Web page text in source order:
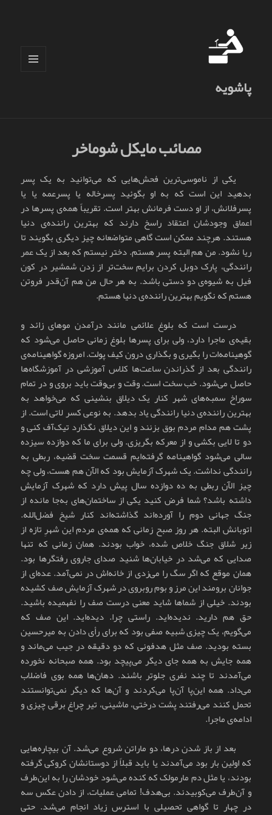
پاشویه
مصائب مایکل شوماخر
یکی از ناموسی‌ترین فحش‌هایی که می‌توانید به یک پسر
بدهید این است که به او بگوئید پسرخاله یا پسرعمه یا یا
پسرفلانش، از او دست فرمانش بهتر است. تقریباً همه‌ی پسرها در
اعماق وجودشان اعتقاد راسخ دارند که بهترین راننده‌ی دنیا
هستند. هرچند ممکن است گاهی متواضعانه چیز دیگری بگویند تا
ریا نشود. من هم البته پسر هستم. دختر نیستم که بعد از یک عمر
رانندگی، پارک دوبل کردن برایم سخت‌تر از زدن شمشیر در کون
فیل به شیوه‌ی دو دستی باشد. به هر حال من هم آن‌قدر فروتن
هستم که نگویم بهترین راننده‌ی دنیا هستم.
درست است که بلوغ علائمی مانند درآمدن موهای زائد و
بقیه‌ی ماجرا دارد، ولی برای پسرها بلوغ زمانی حاصل می‌شود که
گوهینامه‌ات را بگیری و بگذاری درون کیف پولت. امروزه گواهینامه‌ی
رانندگی بعد از گذراندن ساعت‌ها کلاس آموزشی در آموزشگاه‌ها
حاصل می‌شود. خب سخت است. وقت و بی‌وقت باید بروی و در تمام
سوراخ سمبه‌های شهر کنار یک دیلاق بنشینی که می‌خواهد به
بهترین راننده‌ی دنیا رانندگی یاد بدهد. به نوعی کسر لاتی است. از
پشت هم مدام مردم بوق بزنند و این دیلاق نگذارد تیک‌آف کنی و
دو تا لایی بکشی و از معرکه بگریزی. ولی برای ما که دوازده سیزده
سالی می‌شود گواهینامه گرفته‌ایم قسمت سخت قضیه، ربطی به
رانندگی نداشت. یک شهرک آزمایش بود که الآن هم هست، ولی چه
چیز الآن ربطی به ده دوازده سال پیش دارد که شهرک آزمایش
داشته باشد؟ شما فرض کنید یکی از ساختمان‌های به‌جا مانده از
جنگ جهانی دوم را آورده‌اند گذاشته‌اند کنار شیخ فضل‌الله.
اتوبانش البته. هر روز صبح زمانی که همه‌ی مردم این شهرِ تازه از
زیر شلاق جنگ خلاص شده، خواب بودند. همان زمانی که تنها
صدایی که می‌شد در خیابان‌ها شنید صدای جاروی رفتگرها بود.
همان موقع که اگر سگ را می‌زدی از خانه‌اش در نمی‌آمد. عده‌ای از
جوانان برومند این مرز و بوم روبروی در شهرک آزمایش صف کشیده
بودند. خیلی از شماها شاید معنی درست صف را نفهمیده باشید.
حق هم دارید. ندیده‌اید. راستی چرا. دیده‌اید. این صف که
می‌گویم، یک چیزی شبیه صفی بود که برای رأی دادن به میرحسین
بسته بودید. صف مثل هدفونی که دو دقیقه در جیب می‌ماند و
همه جایش به همه جای دیگر می‌پیچد بود. همه صبحانه نخورده
می‌آمدند تا چند نفری جلوتر باشند. دهان‌ها همه بوی فاضلاب
می‌داد. همه این‌پا آن‌پا می‌کردند و آن‌ها که دیگر نمی‌توانستند
تحمل کنند می‌رفتند پشت درختی، ماشینی، تیر چراغ برقی چیزی و
ادامه‌ی ماجرا.
بعد از باز شدن درها، دو ماراتن شروع می‌شد. آن بیچاره‌هایی
که اولین بار بود می‌آمدند یا باید قبلاً از دوستانشان کروکی گرفته
بودند، یا مثل دم مارمولک که کنده می‌شود خودشان را به این‌طرف
و آن‌طرف می‌کوبیدند. بی‌هدف! تمامی عملیات، از دادن عکس سه
در چهار تا گواهی تحصیلی با استرس زیاد انجام می‌شد. حتی